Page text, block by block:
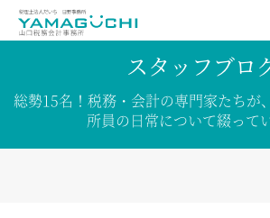
スタッフブロ
総勢15名！ 税務・会計の専門家たちが、
所員の日常について綴って